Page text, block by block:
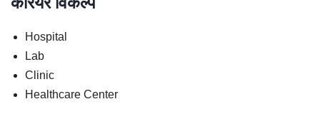
Hospital
Lab
Clinic
Healthcare Center